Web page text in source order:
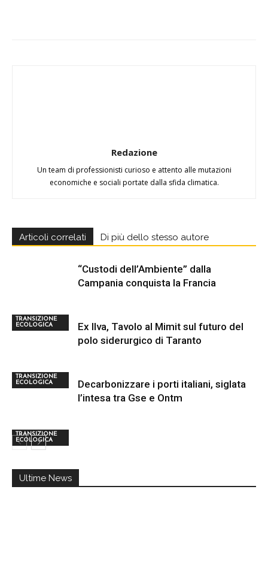
Redazione
Un team di professionisti curioso e attento alle mutazioni
economiche e sociali portate dalla sfida climatica.
Articoli correlati Di più dello stesso autore
TRANSIZIONE
ECOLOGICA
“Custodi dell’Ambiente” dalla
Campania conquista la Francia
TRANSIZIONE
ECOLOGICA
Ex Ilva, Tavolo al Mimit sul futuro del
polo siderurgico di Taranto
TRANSIZIONE
ECOLOGICA
Decarbonizzare i porti italiani, siglata
l’intesa tra Gse e Ontm
Ultime News